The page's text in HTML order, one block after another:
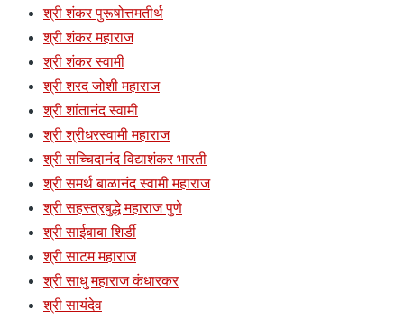
श्री शंकर पुरूषोत्तमतीर्थ
श्री शंकर महाराज
श्री शंकर स्वामी
श्री शरद जोशी महाराज
श्री शांतानंद स्वामी
श्री श्रीधरस्वामी महाराज
श्री सच्चिदानंद विद्याशंकर भारती
श्री समर्थ बाळानंद स्वामी महाराज
श्री सहस्त्रबुद्धे महाराज पुणे
श्री साईबाबा शिर्डी
श्री साटम महाराज
श्री साधु महाराज कंधारकर
श्री सायंदेव